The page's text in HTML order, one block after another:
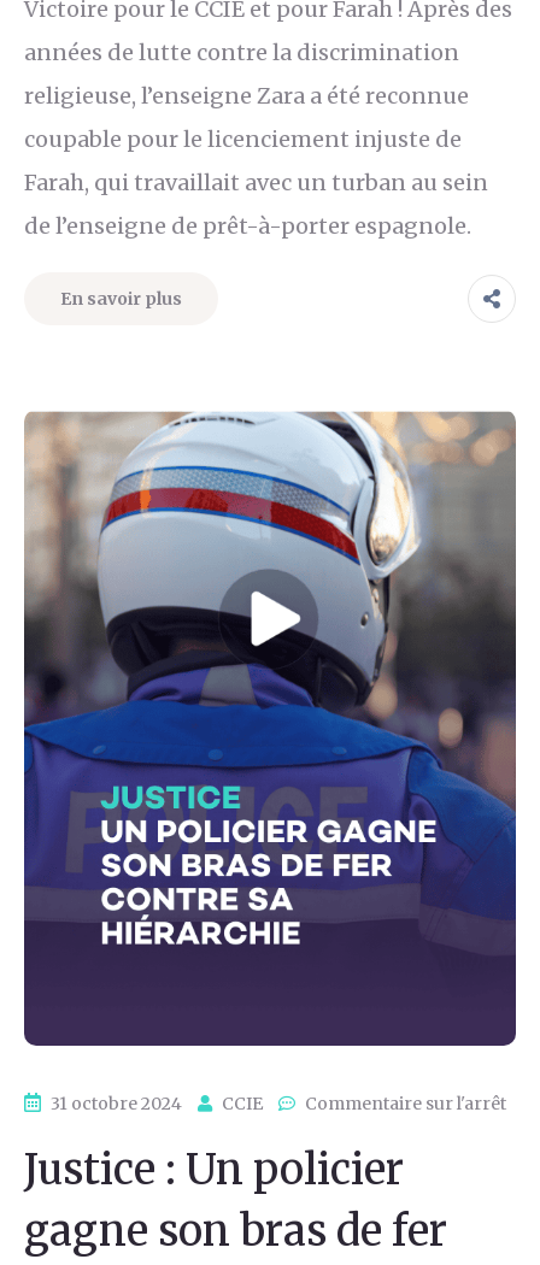
Victoire pour le CCIE et pour Farah ! Après des
années de lutte contre la discrimination
religieuse, l’enseigne Zara a été reconnue
coupable pour le licenciement injuste de
Farah, qui travaillait avec un turban au sein
de l’enseigne de prêt-à-porter espagnole.
En savoir plus
31 octobre 2024 CCIE Commentaire sur l'arrêt
Justice : Un policier
gagne son bras de fer